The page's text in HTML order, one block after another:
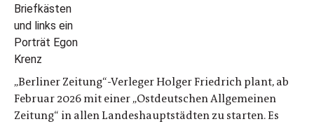
„Berliner Zeitung“-Verleger Holger Friedrich plant, ab
Februar 2026 mit einer „Ostdeutschen Allgemeinen
Zeitung“ in allen Landeshauptstädten zu starten. Es